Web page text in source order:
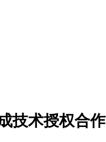
技术授权合作